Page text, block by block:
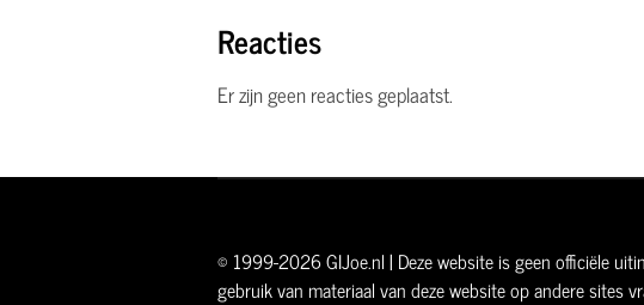
Reacties
Er zijn geen reacties geplaatst.
© 1999-2026 GIJoe.nl | Deze website is geen officiële
gebruik van materiaal van deze website op andere sites